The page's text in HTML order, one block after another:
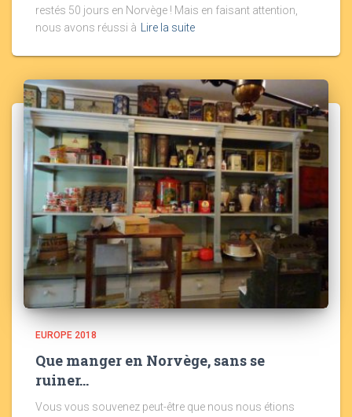
restés 50 jours en Norvège ! Mais en faisant attention,
nous avons réussi à
Lire la suite
EUROPE 2018
Que manger en Norvège, sans se
ruiner…
Vous vous souvenez peut-être que nous nous étions